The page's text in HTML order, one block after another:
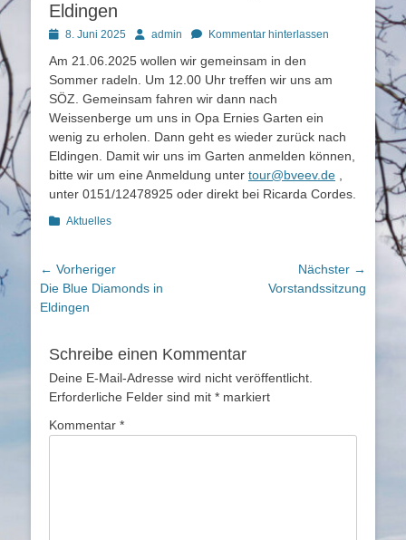
Eldingen
Posted8. Juni 2025 Autoradmin Kommentar hinterlassen
Am 21.06.2025 wollen wir gemeinsam in den
Sommer radeln. Um 12.00 Uhr treffen wir uns am
SÖZ. Gemeinsam fahren wir dann nach
Weissenberge um uns in Opa Ernies Garten ein
wenig zu erholen. Dann geht es wieder zurück nach
Eldingen. Damit wir uns im Garten anmelden können,
bitte wir um eine Anmeldung unter tour@bveev.de
unter 0151/12478925 oder direkt bei Ricarda Cordes.
Kategorien
Aktuelles
Beitragsnavigation
← Vorheriger
Vorheriger
Beitrag:
Die Blue Diamonds in
Eldingen
Nächster →
Vorstandssitzung
Schreibe einen Kommentar
Deine E-Mail-Adresse wird nicht veröffentlicht.
Erforderliche Felder sind mit * markiert
Kommentar *